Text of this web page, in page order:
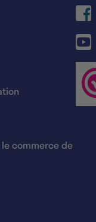
commerce de